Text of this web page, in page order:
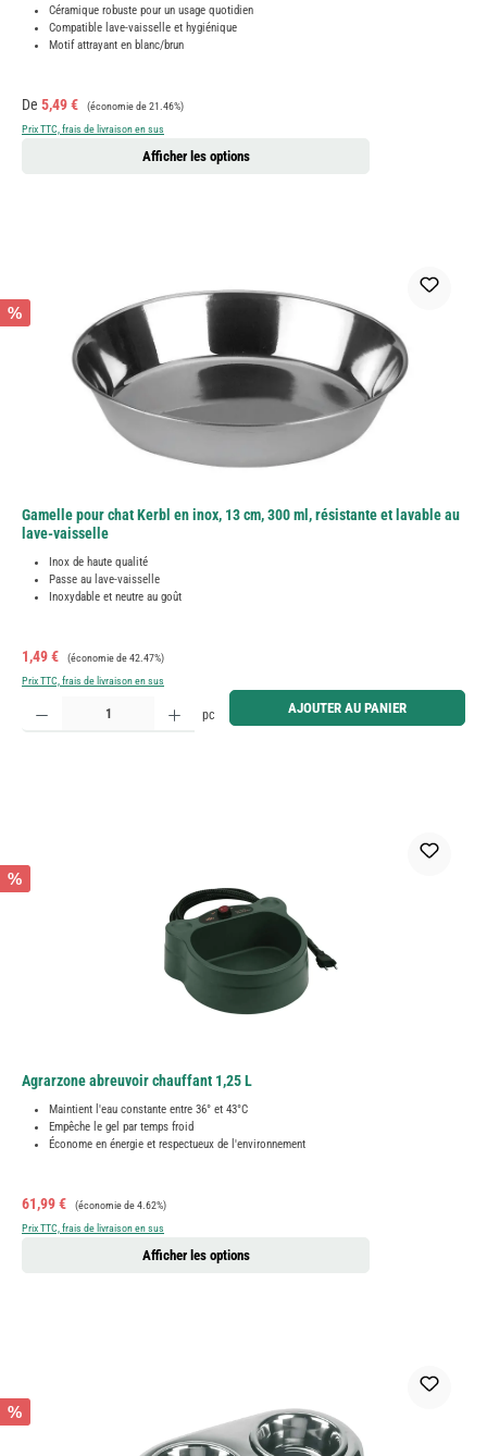
Céramique robuste pour un usage quotidien
Compatible lave-vaisselle et hygiénique
Motif attrayant en blanc/brun
Prix de vente :
De 5,49 € Prix régulier :
(économie de 21.46%)
Prix TTC, frais de livraison en sus
Afficher les options
%
Gamelle pour chat Kerbl en inox, 13 cm, 300 ml, résistante et lavable au
lave-vaisselle
Inox de haute qualité
Passe au lave-vaisselle
Inoxydable et neutre au goût
Prix de vente :
1,49 € Prix régulier :
(économie de 42.47%)
Prix TTC, frais de livraison en sus
Quantité de produit : Entrez la quantité souhaitée ou utilisez les boutons pour augmenter ou
pc AJOUTER AU PANIER
%
Agrarzone abreuvoir chauffant 1,25 L
Maintient l'eau constante entre 36° et 43°C
Empêche le gel par temps froid
Économe en énergie et respectueux de l'environnement
Prix de vente :
61,99 € Prix régulier :
(économie de 4.62%)
Prix TTC, frais de livraison en sus
Afficher les options
%